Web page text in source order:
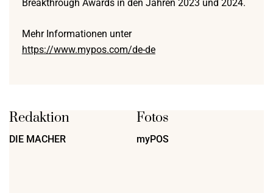
Breakthrough Awards in den Jahren 2023 und 2024.
Mehr Informationen unter
https://www.mypos.com/de-de
Redaktion
DIE MACHER
Fotos
myPOS